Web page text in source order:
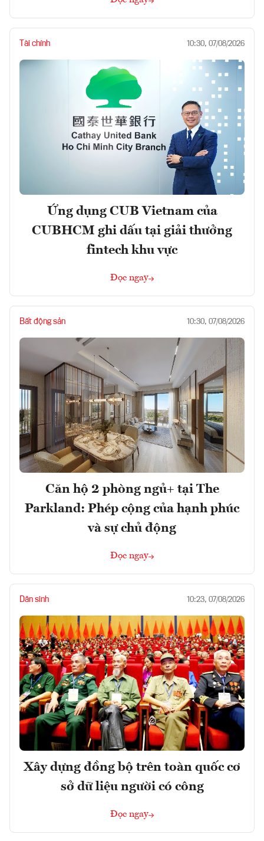
Tài chính 10:30, 07/08/2026
Ứng dụng CUB Vietnam của
CUBHCM ghi dấu tại giải thưởng
fintech khu vực
Đọc ngay
Bất động sản 10:30, 07/08/2026
Căn hộ 2 phòng ngủ+ tại The
Parkland: Phép cộng của hạnh phúc
và sự chủ động
Đọc ngay
Dân sinh 10:23, 07/08/2026
Xây dựng đồng bộ trên toàn quốc cơ
sở dữ liệu người có công
Đọc ngay